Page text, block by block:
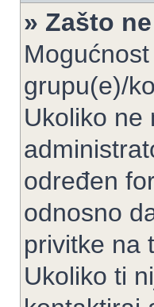
» Zašto
grupu(e)/
Ukoliko ne
određen
odnosno
privitke na
Ukoliko ti